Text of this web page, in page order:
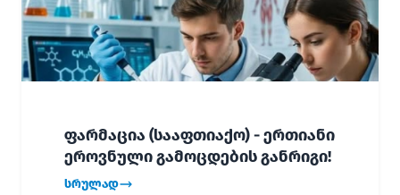
ფარმაცია (სააფთიაქო) - ერთიანი
ეროვნული გამოცდების განრიგი!
სრულად